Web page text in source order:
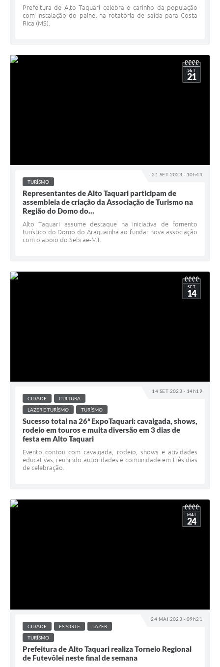
Prefeitura de Alto Taquari celebra o carinho da população
com instalação do painel na rotatória de saída para Costa
Rica (MS).
21 SET 2023 - 10h44
SET
21
TURÍSMO
Representantes de Alto Taquari participam de
assembleia de criação da Associação de Turismo na
Região do Domo do...
Alto Taquari assume destaque na iniciativa de fomento
turístico do Domo do Araguainha ao fundar nova associação
com o apoio do Sebrae-MT.
14 SET 2023 - 14h19
SET
14
CIDADE
CULTURA
LAZER E TURÍSMO
TURÍSMO
Sucesso total na 26ª ExpoTaquari: cavalgada, shows,
rodeio em touros e muita diversão em 3 dias de
festa em Alto Taquari
Evento contou com cavalgada, rodeio, shows e atividades
educativas, reunindo autoridades e comunidade em três dias
de celebração.
24 MAI 2023 - 09h21
MAI
24
CIDADE ESPORTE
LAZER
TURÍSMO
Prefeitura de Alto Taquari realiza Torneio Regional
de Futevôlei neste final de semana